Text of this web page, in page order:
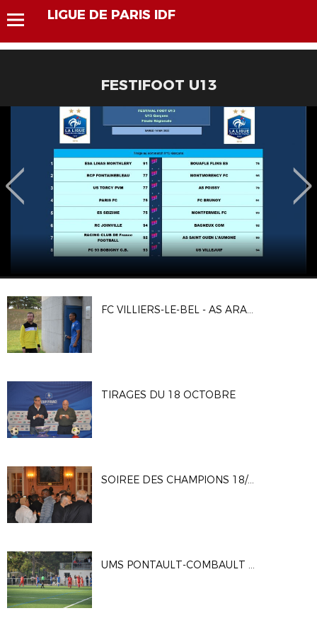
LIGUE DE PARIS IDF
FESTIFOOT U13
FC VILLIERS-LE-BEL - AS ARARAT ISSY
TIRAGES DU 18 OCTOBRE
SOIREE DES CHAMPIONS 18/10/23
UMS PONTAULT-COMBAULT - ENTENTE FOOTBALL PAYS DE FONTAINEBLEAU